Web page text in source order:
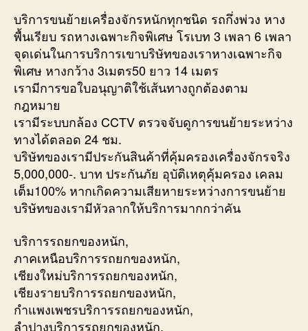
บริการขนย้ายเครื่องจักรหนักทุกชนิด รถกึ่งพ่วง หาง
พื้นเรียบ รถหางเฉพาะกิจพิเศษ โรเบท 3 เพลา 6 เพลา
จุดเด่นในการบริการเขาบริษัทของเราหางเฉพาะกิจ
พิเศษ หางกว้าง 3เมตร50 ยาว 14 เมตร
เรามีการขอใบอนุญาติใช้เส้นทางถูกต้องตาม
กฎหมาย
เรามีระบบกล้อง CCTV ตรวจจับดูการขนย้ายระหว่าง
ทางได้ตลอด 24 ชม.
บริษัทของเรามีประกันสินค้าที่คุ้มครองเครื่องจักรจริง
5,000,000-. บาท ประกันภัย อุบัติเหตุคุ้มครอง เคลม
เต็ม100% หากเกิดความเสียหายระหว่างการขนย้าย
บริษัทของเรามีหัวลากให้บริการมากกว่าคัน
บริการรถยกของหนัก,
ภาคเหนือบริการรถยกของหนัก,
เชียงใหม่บริการรถยกของหนัก,
เชียงรายบริการรถยกของหนัก,
กำแพงเพชรบริการรถยกของหนัก,
ลำปางบริการรถยกของหนัก,